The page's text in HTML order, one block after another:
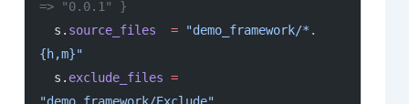
=> "0.0.1" }
  s.
source_files
  =
"demo_framework/*.
{h,m}"
  s.
exclude_files =